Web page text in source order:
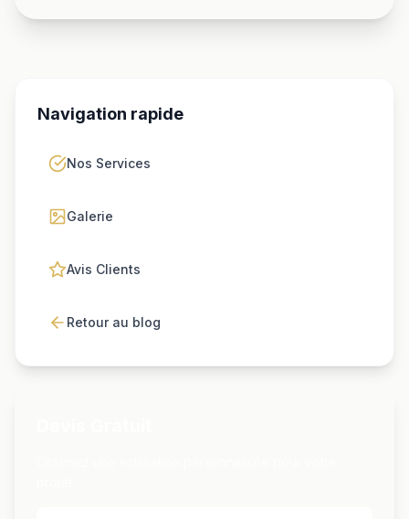
Navigation rapide
Nos Services
Galerie
Avis Clients
Retour au blog